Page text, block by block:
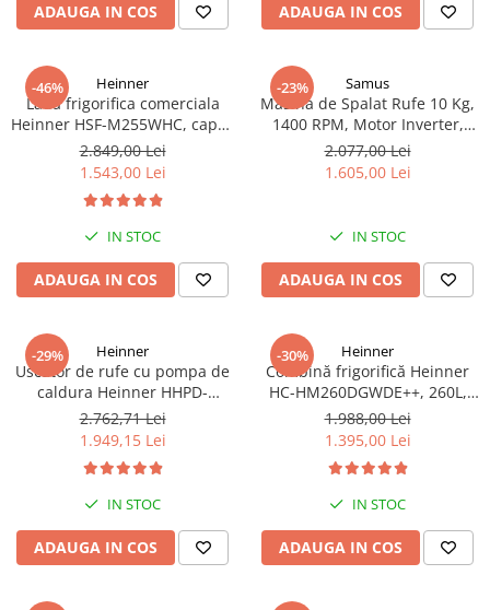
ADAUGA IN COS ADAUGA IN COS
-46% Heinner
Lada frigorifica comerciala
Heinner HSF-M255WHC, capac
din sticla, 255L, clasa C,
functionare convertibila
(frigider/congelator), 1 cos,
alb
2.849,00 Lei
1.543,00 Lei
IN STOC
ADAUGA IN COS
-23% Samus
Masina de Spalat Rufe 10 Kg,
1400 RPM, Motor Inverter,
Clasa A, Functie Abur, Display
LED, 16 Programe
2.077,00 Lei
1.605,00 Lei
IN STOC
ADAUGA IN COS
-29% Heinner
Uscator de rufe cu pompa de
caldura Heinner HHPD-
V9T2KA++ Capacitate 9kg,
Clasa A++, 15 programe,
Display LED, Program Baby
Care, Functie anti-sifonare
2.762,71 Lei
1.949,15 Lei
IN STOC
ADAUGA IN COS
-30% Heinner
Combină frigorifică Heinner
HC-HM260DGWDE++, 260L,
Clasa E, Dozator Apă, Control
Electronic, LED, 180 cm, Gri
Antracit Texturat
1.988,00 Lei
1.395,00 Lei
IN STOC
ADAUGA IN COS